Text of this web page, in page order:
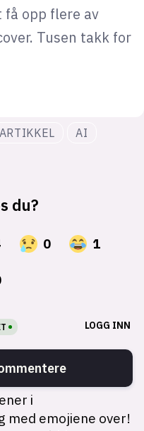
få opp flere av
Tusen takk for
ARTIKKEL
AI